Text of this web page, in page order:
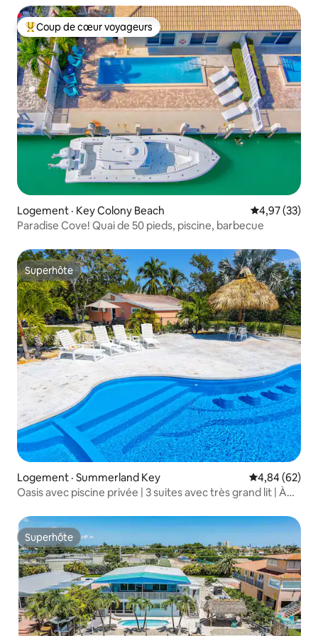
Coup de cœur voyageurs parmi les plus aimés
Coup de cœur voyageurs
Logement · Key Colony Beach Note
4,97 (33)
Paradise Cove! Quai de 50 pieds, piscine, barbecue
Superhôte
Superhôte
Logement · Summerland Key Note
4,84 (62)
Oasis avec piscine privée | 3 suites avec très grand lit | À
Superhôte
Superhôte